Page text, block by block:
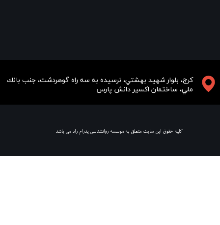
​​​كرج، بلوار شهيد بهشتي، نرسيده به سه راه گوهردشت، جنب بانك
ملي، ساختمان اكسير دانش پارس
​ كليه حقوق اين سايت متعلق به موسسه روانشناسي پدرام راد مي باشد